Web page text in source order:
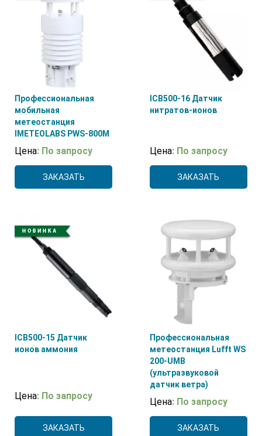
Профессиональная
мобильная
метеостанция
IMETEOLABS PWS-800M
Цена: По запросу
ЗАКАЗАТЬ
ICB500-16 Датчик
нитратов-ионов
Цена: По запросу
ЗАКАЗАТЬ
ICB500-15 Датчик
ионов аммония
Цена: По запросу
ЗАКАЗАТЬ
Профессиональная
метеостанция Lufft WS
200-UMB
(ультразвуковой
датчик ветра)
Цена: По запросу
ЗАКАЗАТЬ